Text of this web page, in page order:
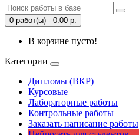
0 работ(ы) - 0.00 р.
В корзине пусто!
Категории
Дипломы (ВКР)
Курсовые
Лабораторные работы
Контрольные работы
Заказать написание работы